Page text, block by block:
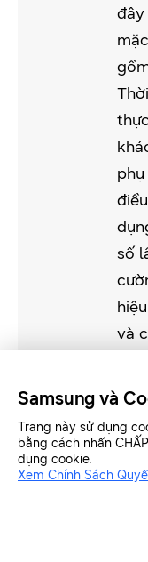
số
và
Samsung và
Trang này sử dụng
bằng cách nhấn
dụng cookie.
Xem Chính Sách